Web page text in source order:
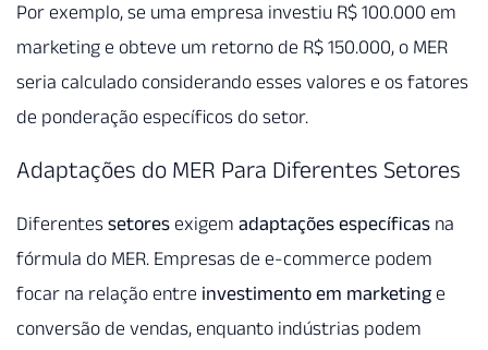
Por exemplo, se uma empresa investiu R$ 100.000 em
marketing e obteve um retorno de R$ 150.000, o MER
seria calculado considerando esses valores e os fatores
de ponderação específicos do setor.
Adaptações do MER Para Diferentes Setores
Diferentes setores exigem adaptações específicas na
fórmula do MER. Empresas de e-commerce podem
focar na relação entre investimento em marketinge
conversão de vendas, enquanto indústrias podem